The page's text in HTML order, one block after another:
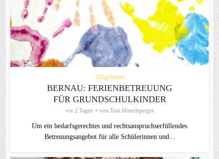
Allgemein
BERNAU: FERIENBETREUUNG
FÜR GRUNDSCHULKINDER
vor 2 Tagen von Toni Hötzelsperger
Um ein bedarfsgerechtes und rechtsanspruchserfüllendes
Betreuungsangebot für alle Schülerinnen und...